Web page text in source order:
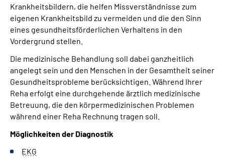
Krankheitsbildern, die helfen Missverständnisse zum
eigenen Krankheitsbild zu vermeiden und die den Sinn
eines gesundheitsförderlichen Verhaltens in den
Vordergrund stellen.
Die medizinische Behandlung soll dabei ganzheitlich
angelegt sein und den Menschen in der Gesamtheit seiner
Gesundheitsprobleme berücksichtigen. Während Ihrer
Reha erfolgt eine durchgehende ärztlich medizinische
Betreuung, die den körpermedizinischen Problemen
während einer Reha Rechnung tragen soll.
Möglichkeiten der Diagnostik
EKG